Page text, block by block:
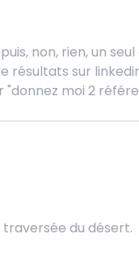
non, rien, un
résultats sur
moi 2
du désert.